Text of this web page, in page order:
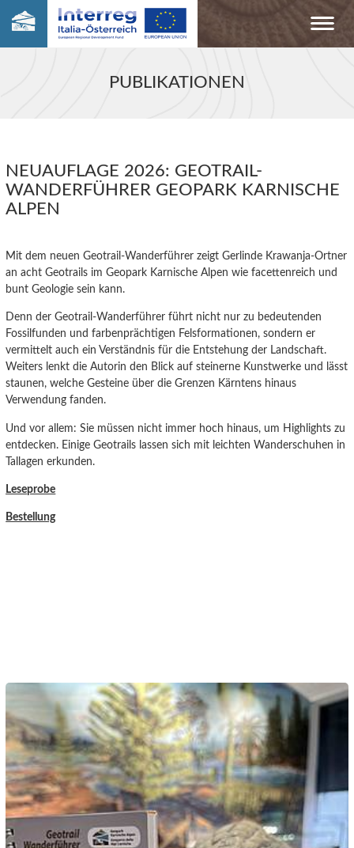
PUBLIKATIONEN
NEUAUFLAGE 2026: GEOTRAIL-
WANDERFÜHRER GEOPARK KARNISCHE
ALPEN
Mit dem neuen Geotrail-Wanderführer zeigt Gerlinde Krawanja-Ortner
an acht Geotrails im Geopark Karnische Alpen wie facettenreich und
bunt Geologie sein kann.
Denn der Geotrail-Wanderführer führt nicht nur zu bedeutenden
Fossilfunden und farbenprächtigen Felsformationen, sondern er
vermittelt auch ein Verständnis für die Entstehung der Landschaft.
Weiters lenkt die Autorin den Blick auf steinerne Kunstwerke und lässt
staunen, welche Gesteine über die Grenzen Kärntens hinaus
Verwendung fanden.
Und vor allem: Sie müssen nicht immer hoch hinaus, um Highlights zu
entdecken. Einige Geotrails lassen sich mit leichten Wanderschuhen in
Tallagen erkunden.
Leseprobe
Bestellung